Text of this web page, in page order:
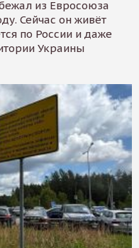
из Евросоюза
Сейчас он живёт
по России и даже
Украины